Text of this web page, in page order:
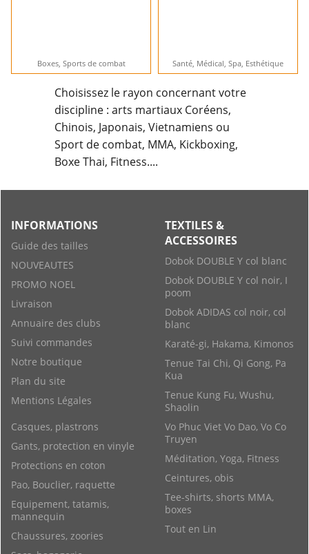
Boxes, Sports de combat Santé, Médical, Spa, Esthétique
Choisissez le rayon concernant votre
discipline : arts martiaux Coréens,
Chinois, Japonais, Vietnamiens ou
Sport de combat, MMA, Kickboxing,
Boxe Thai, Fitness....
INFORMATIONS
Guide des tailles
NOUVEAUTES
PROMO NOEL
Livraison
Annuaire des clubs
Suivi commandes
Notre boutique
Plan du site
Mentions Légales
TEXTILES &
ACCESSOIRES
Dobok DOUBLE Y col blanc
Dobok DOUBLE Y col noir, I
poom
Dobok ADIDAS col noir, col
blanc
Karaté-gi, Hakama, Kimonos
Tenue Tai Chi, Qi Gong, Pa
Kua
Tenue Kung Fu, Wushu,
Shaolin
Vo Phuc Viet Vo Dao, Vo Co
Truyen
Méditation, Yoga, Fitness
Ceintures, obis
Tee-shirts, shorts MMA,
boxes
Tout en Lin
Casques, plastrons
Gants, protection en vinyle
Protections en coton
Pao, Bouclier, raquette
Equipement, tatamis,
mannequin
Chaussures, zoories